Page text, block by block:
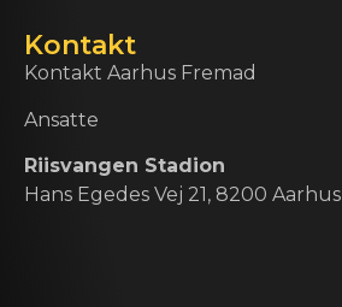
Kontakt
Kontakt Aarhus Fremad
Ansatte
Riisvangen Stadion
Hans Egedes Vej 21, 8200 Aarhus